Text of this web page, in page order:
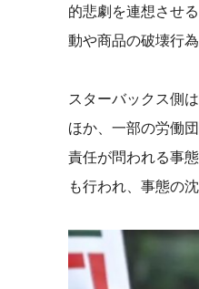
的悲劇を連想させ
動や商品の破壊行
スターバックス側
ほか、一部の労働
責任が問われる事
も行われ、事態の